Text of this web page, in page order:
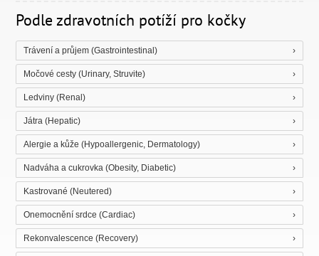
Podle zdravotních potíží pro kočky
Trávení a průjem (Gastrointestinal)
Močové cesty (Urinary, Struvite)
Ledviny (Renal)
Játra (Hepatic)
Alergie a kůže (Hypoallergenic, Dermatology)
Nadváha a cukrovka (Obesity, Diabetic)
Kastrované (Neutered)
Onemocnění srdce (Cardiac)
Rekonvalescence (Recovery)